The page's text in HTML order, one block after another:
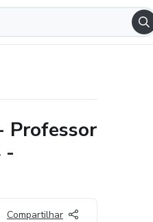
Professor
-
Compartilhar